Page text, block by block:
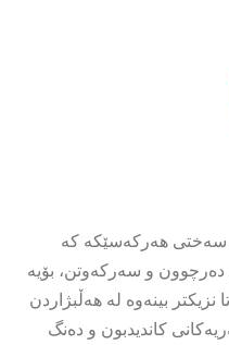
سەختی هەرکەسێکە کە
دەرچوون و سەرکەوتن، بۆیە
بینەوە لە هەڵبژاردن
کاندیدبون و دەنگ